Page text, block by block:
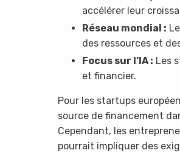
accélérer leur
Réseau mondial :
des ressources et
Focus sur l’IA : Les
et financier.
Pour les startups
source de financement
Cependant, les
pourrait impliquer des